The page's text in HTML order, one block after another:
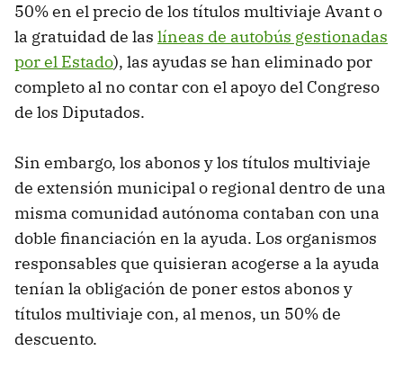
50% en el precio de los títulos multiviaje Avant o
la gratuidad de las líneas de autobús gestionadas
por el Estado), las ayudas se han eliminado por
completo al no contar con el apoyo del Congreso
de los Diputados.
Sin embargo, los abonos y los títulos multiviaje
de extensión municipal o regional dentro de una
misma comunidad autónoma contaban con una
doble financiación en la ayuda. Los organismos
responsables que quisieran acogerse a la ayuda
tenían la obligación de poner estos abonos y
títulos multiviaje con, al menos, un 50% de
descuento.